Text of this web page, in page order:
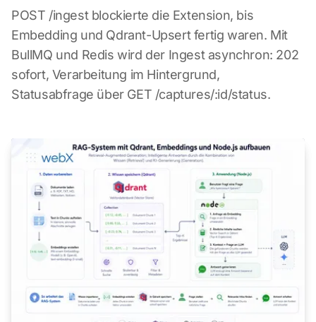
POST /ingest blockierte die Extension, bis
Embedding und Qdrant-Upsert fertig waren. Mit
BullMQ und Redis wird der Ingest asynchron: 202
sofort, Verarbeitung im Hintergrund,
Statusabfrage über GET /captures/:id/status.